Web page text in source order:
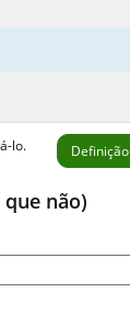
Definição
lo.
não)